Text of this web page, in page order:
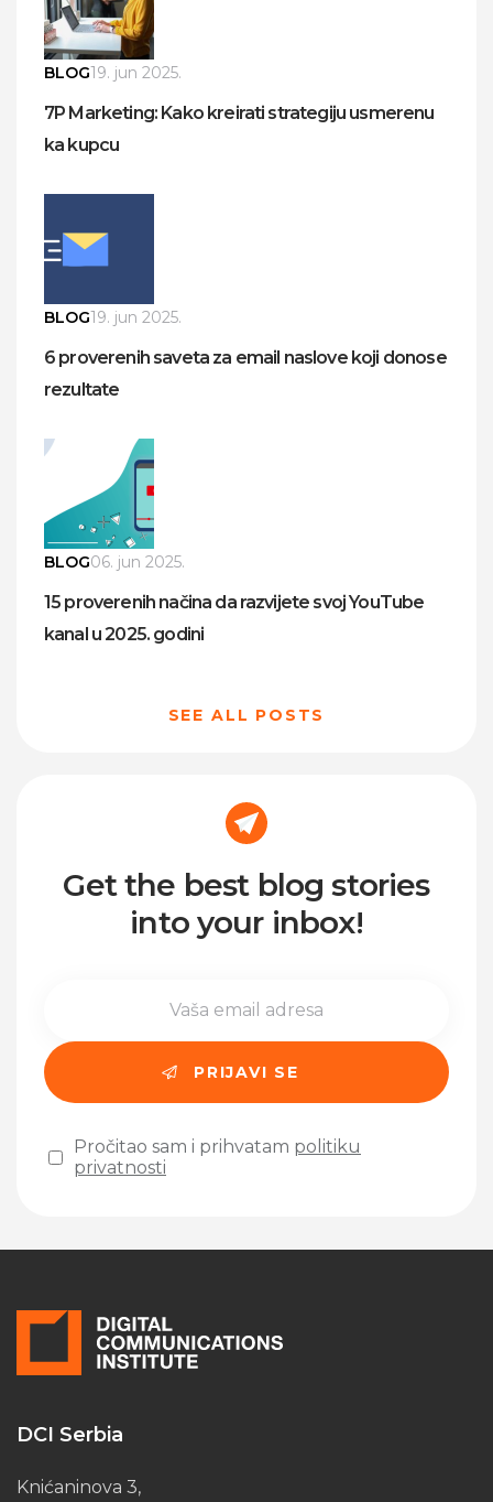
BLOG19. jun 2025.
7P Marketing: Kako kreirati strategiju usmerenu
ka kupcu
BLOG19. jun 2025.
6 proverenih saveta za email naslove koji donose
rezultate
BLOG06. jun 2025.
15 proverenih načina da razvijete svoj YouTube
kanal u 2025. godini
SEE ALL POSTS
Get the best blog stories
into your inbox!
Pročitao sam i prihvatam politiku
privatnosti
DCI Serbia
Knićaninova 3,